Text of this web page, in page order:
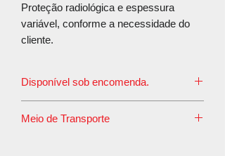
Proteção radiológica e espessura
variável, conforme a necessidade do
cliente.
Disponível sob encomenda.
úteis.
Meio de Transporte